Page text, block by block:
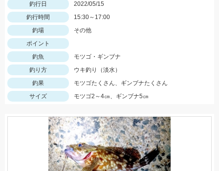
釣行日
2022/05/15
釣行時間
15:30～17:00
釣場
その他
ポイント
釣魚
モツゴ・ギンブナ
釣り方
ウキ釣り（淡水）
釣果
モツゴたくさん、ギンブナたくさん
サイズ
モツゴ2～4㎝、ギンブナ5㎝